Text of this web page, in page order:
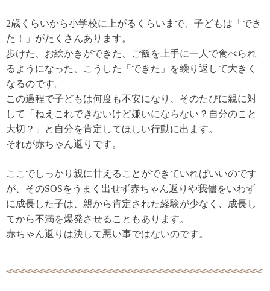
2歳くらいから小学校に上がるくらいまで、子どもは「でき
た！」がたくさんあります。
歩けた、お絵かきができた、ご飯を上手に一人で食べられ
るようになった、こうした「できた」を繰り返して大きく
なるのです。
この過程で子どもは何度も不安になり、そのたびに親に対
して「ねえこれできないけど嫌いにならない？自分のこと
大切？」と自分を肯定してほしい行動に出ます。
それが赤ちゃん返りです。
ここでしっかり親に甘えることができていればいいのです
が、そのSOSをうまく出せず赤ちゃん返りや我儘をいわず
に成長した子は、親から肯定された経験が少なく、成長し
てから不満を爆発させることもあります。
赤ちゃん返りは決して悪い事ではないのです。